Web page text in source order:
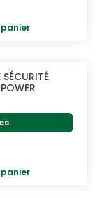
SÉCURITÉ